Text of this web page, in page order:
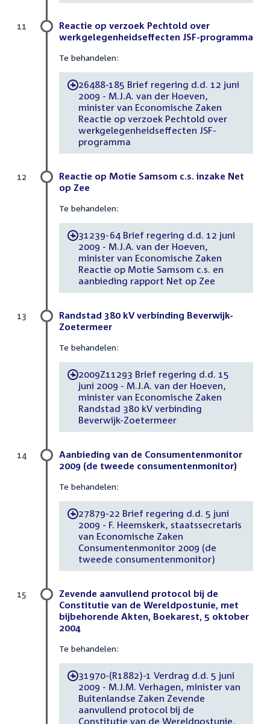
Reactie op verzoek Pechtold over
werkgelegenheidseffecten JSF-programma
Te behandelen:
-26488-185 Brief regering d.d. 12 juni
2009 - M.J.A. van der Hoeven,
minister van Economische Zaken
Reactie op verzoek Pechtold over
werkgelegenheidseffecten JSF-
programma
11
Reactie op Motie Samsom c.s. inzake Net
op Zee
Te behandelen:
-31239-64 Brief regering d.d. 12 juni
2009 - M.J.A. van der Hoeven,
minister van Economische Zaken
Reactie op Motie Samsom c.s. en
aanbieding rapport Net op Zee
12
Randstad 380 kV verbinding Beverwijk-
Zoetermeer
Te behandelen:
-2009Z11293 Brief regering d.d. 15
juni 2009 - M.J.A. van der Hoeven,
minister van Economische Zaken
Randstad 380 kV verbinding
Beverwijk-Zoetermeer
13
Aanbieding van de Consumentenmonitor
2009 (de tweede consumentenmonitor)
Te behandelen:
-27879-22 Brief regering d.d. 5 juni
2009 - F. Heemskerk, staatssecretaris
van Economische Zaken
Consumentenmonitor 2009 (de
tweede consumentenmonitor)
14
Zevende aanvullend protocol bij de
Constitutie van de Wereldpostunie, met
bijbehorende Akten, Boekarest, 5 oktober
2004
Te behandelen:
-31970-(R1882)-1 Verdrag d.d. 5 juni
2009 - M.J.M. Verhagen, minister van
Buitenlandse Zaken Zevende
aanvullend protocol bij de
Constitutie van de Wereldpostunie,
15